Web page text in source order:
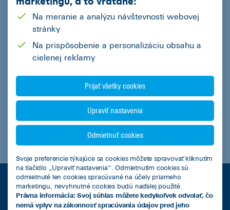
Súhlasím so spracovaním osobných údajov za účelom spracovania ponuky zo strany
ČSOB Leasing, a.s.
VIAC INFORMÁCIÍ
Na meranie a analýzu návštevnosti webovej
stránky
Na prispôsobenie a personalizáciu obsahu a
cielenej reklamy
Prijať všetky cookies
Upraviť nastavenia
Odmietnuť cookies
Svoje preferencie týkajúce sa cookies môžete spravovať kliknutím
na tlačidlo „Upraviť nastavenia“. Odmietnutím cookies sú
odmietnuté len cookies spracúvané na účely priameho
marketingu, nevyhnutné cookies budú naďalej použité.
Právna informácia: Svoj súhlas môžete kedykoľvek odvolať, čo
nemá vplyv na zákonnosť spracúvania údajov pred jeho